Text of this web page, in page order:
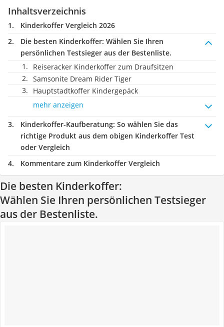
Inhaltsverzeichnis
Kinderkoffer Vergleich 2026
Die besten Kinderkoffer: Wählen Sie Ihren
persönlichen Testsieger aus der Bestenliste.
Reiseracker Kinderkoffer zum Draufsitzen
Samsonite Dream Rider Tiger
Hauptstadtkoffer Kindergepäck
mehr anzeigen
Kinderkoffer-Kaufberatung: So wählen Sie das
richtige Produkt aus dem obigen Kinderkoffer Test
oder Vergleich
Kommentare zum Kinderkoffer Vergleich
Die besten Kinderkoffer:
Wählen Sie Ihren persönlichen Testsieger
aus der Bestenliste.